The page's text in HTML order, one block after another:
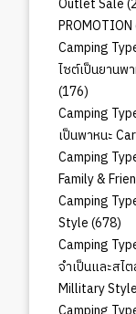
PROMOTION
Camping
ไซต์เป็นยานพ
176176
สินค้า
Camping
เป็นพาหนะ
Camping
Family &
Camping
Style 678678
สิน
Camping
จำเป็นและสไ
Millitary Style